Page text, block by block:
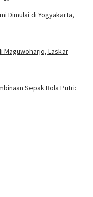
Dimulai di Yogyakarta,
Maguwoharjo, Laskar
Sepak Bola Putri: